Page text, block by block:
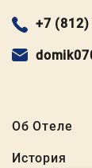
+7 (812)
Об Отеле
История